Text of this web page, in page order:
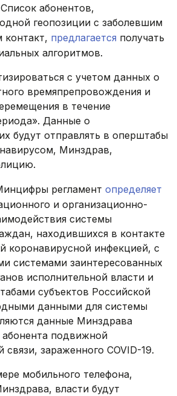
абонентов,
геопозиции с заболевшим
предлагается получать
алгоритмов.
с учетом данных о
времяпрепровождения и
в течение
Данные о
будут отправлять в оперштабы
Минздрав,
регламент определяет
и организационно-
системы
находившихся в контакте
коронавирусной инфекцией, с
системами заинтересованных
исполнительной власти и
субъектов Российской
данными для системы
данные Минздрава
подвижной
связи, зараженного COVID-19.
мобильного телефона,
власти будут